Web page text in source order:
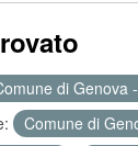
di Genova
Comune di